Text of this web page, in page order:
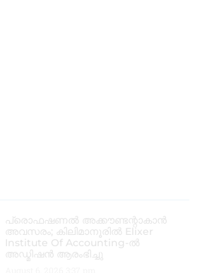
പ്രൊഫഷണൽ അക്കൗണ്ടന്റാകാൻ
അവസരം; കിലിമാനൂരിൽ Elixer
Institute Of Accounting-ൽ
അഡ്മിഷൻ ആരംഭിച്ചു